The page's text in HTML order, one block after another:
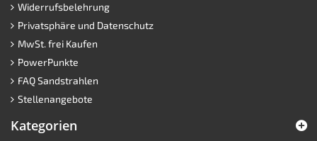
Widerrufsbelehrung
Privatsphäre und Datenschutz
MwSt. frei Kaufen
PowerPunkte
FAQ Sandstrahlen
Stellenangebote
Kategorien